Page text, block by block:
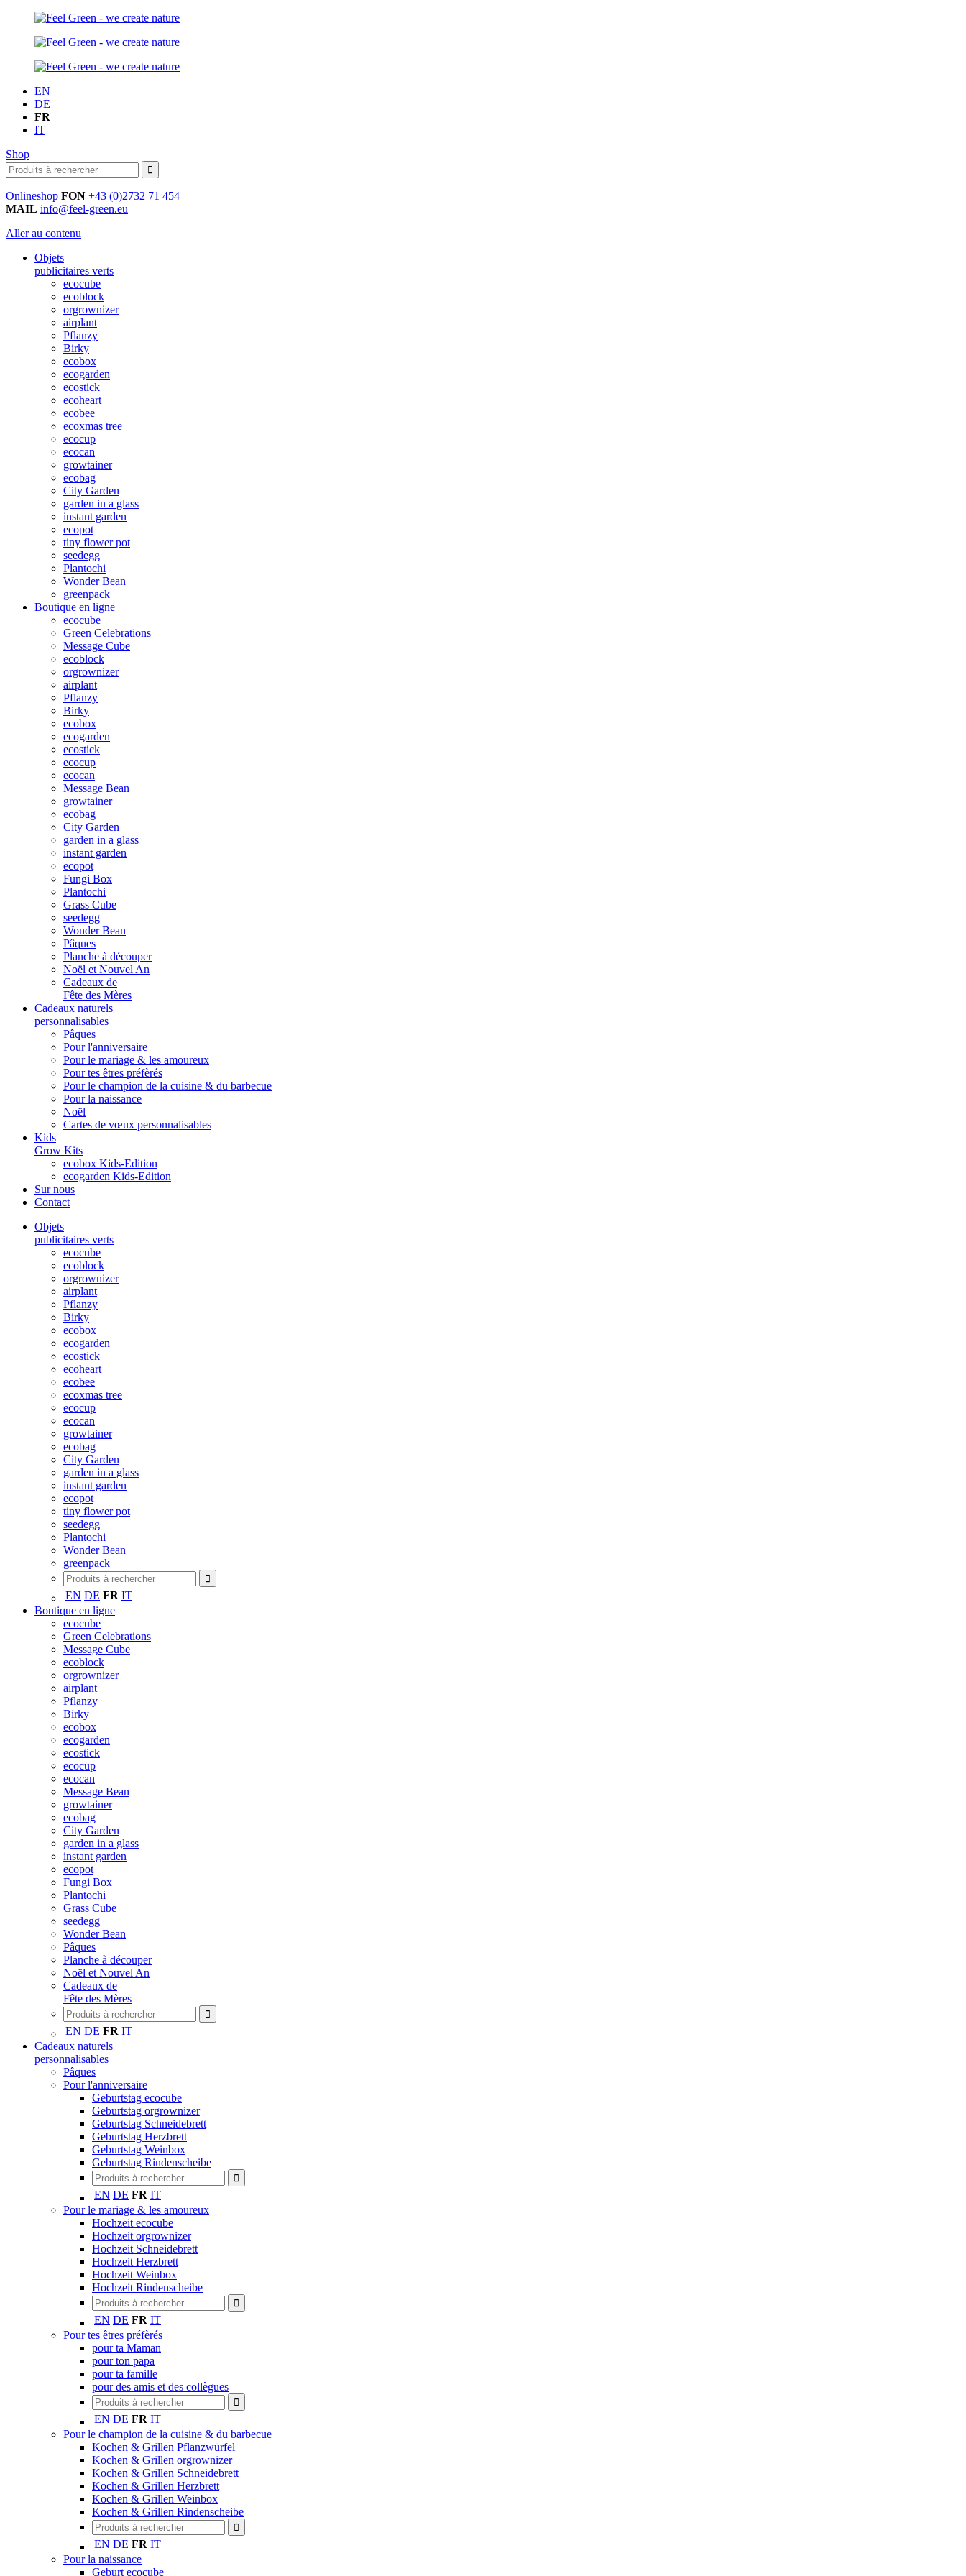
EN
DE
FR
IT
Shop
Onlineshop FON +43 (0)2732 71 454
MAIL info@feel-green.eu
Aller au contenu
Objets
publicitaires verts
ecocube
ecoblock
orgrownizer
airplant
Pflanzy
Birky
ecobox
ecogarden
ecostick
ecoheart
ecobee
ecoxmas tree
ecocup
ecocan
growtainer
ecobag
City Garden
garden in a glass
instant garden
ecopot
tiny flower pot
seedegg
Plantochi
Wonder Bean
greenpack
Boutique en ligne
ecocube
Green Celebrations
Message Cube
ecoblock
orgrownizer
airplant
Pflanzy
Birky
ecobox
ecogarden
ecostick
ecocup
ecocan
Message Bean
growtainer
ecobag
City Garden
garden in a glass
instant garden
ecopot
Fungi Box
Plantochi
Grass Cube
seedegg
Wonder Bean
Pâques
Planche à découper
Noël et Nouvel An
Cadeaux de
Fête des Mères
Cadeaux naturels
personnalisables
Pâques
Pour l'anniversaire
Pour le mariage & les amoureux
Pour tes êtres préfèrés
Pour le champion de la cuisine & du barbecue
Pour la naissance
Noël
Cartes de vœux personnalisables
Kids
Grow Kits
ecobox Kids-Edition
ecogarden Kids-Edition
Sur nous
Contact
Objets
publicitaires verts
ecocube
ecoblock
orgrownizer
airplant
Pflanzy
Birky
ecobox
ecogarden
ecostick
ecoheart
ecobee
ecoxmas tree
ecocup
ecocan
growtainer
ecobag
City Garden
garden in a glass
instant garden
ecopot
tiny flower pot
seedegg
Plantochi
Wonder Bean
greenpack
EN DE FR IT
Boutique en ligne
ecocube
Green Celebrations
Message Cube
ecoblock
orgrownizer
airplant
Pflanzy
Birky
ecobox
ecogarden
ecostick
ecocup
ecocan
Message Bean
growtainer
ecobag
City Garden
garden in a glass
instant garden
ecopot
Fungi Box
Plantochi
Grass Cube
seedegg
Wonder Bean
Pâques
Planche à découper
Noël et Nouvel An
Cadeaux de
Fête des Mères
EN DE FR IT
Cadeaux naturels
personnalisables
Pâques
Pour l'anniversaire
Geburtstag ecocube
Geburtstag orgrownizer
Geburtstag Schneidebrett
Geburtstag Herzbrett
Geburtstag Weinbox
Geburtstag Rindenscheibe
EN DE FR IT
Pour le mariage & les amoureux
Hochzeit ecocube
Hochzeit orgrownizer
Hochzeit Schneidebrett
Hochzeit Herzbrett
Hochzeit Weinbox
Hochzeit Rindenscheibe
EN DE FR IT
Pour tes êtres préfèrés
pour ta Maman
pour ton papa
pour ta famille
pour des amis et des collègues
EN DE FR IT
Pour le champion de la cuisine & du barbecue
Kochen & Grillen Pflanzwürfel
Kochen & Grillen orgrownizer
Kochen & Grillen Schneidebrett
Kochen & Grillen Herzbrett
Kochen & Grillen Weinbox
Kochen & Grillen Rindenscheibe
EN DE FR IT
Pour la naissance
Geburt ecocube